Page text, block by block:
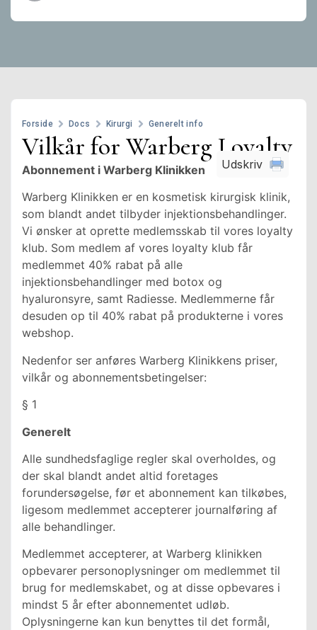
Forside Docs Kirurgi Generelt info
Vilkår for Warberg Loyalty
Abonnement i Warberg Klinikken
Warberg Klinikken er en kosmetisk kirurgisk klinik,
som blandt andet tilbyder injektionsbehandlinger.
Vi ønsker at oprette medlemsskab til vores loyalty
klub. Som medlem af vores loyalty klub får
medlemmet 40% rabat på alle
injektionsbehandlinger med botox og
hyaluronsyre, samt Radiesse. Medlemmerne får
desuden op til 40% rabat på produkterne i vores
webshop.
Nedenfor ser anføres Warberg Klinikkens priser,
vilkår og abonnementsbetingelser:
§ 1
Generelt
Alle sundhedsfaglige regler skal overholdes, og
der skal blandt andet altid foretages
forundersøgelse, før et abonnement kan tilkøbes,
ligesom medlemmet accepterer journalføring af
alle behandlinger.
Medlemmet accepterer, at Warberg klinikken
opbevarer personoplysninger om medlemmet til
brug for medlemskabet, og at disse opbevares i
mindst 5 år efter abonnementet udløb.
Oplysningerne kan kun benyttes til det formål,